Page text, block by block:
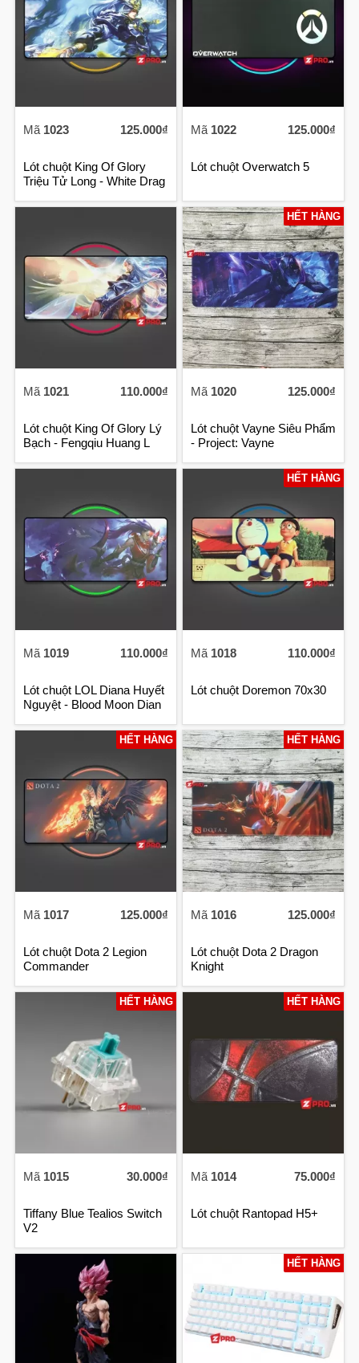
Mã 1023 125.000₫
Lót chuột King Of Glory
Triệu Tử Long - White Drag
Mã 1022 125.000₫
Lót chuột Overwatch 5
Mã 1021 110.000₫
Lót chuột King Of Glory Lý
Bạch - Fengqiu Huang L
HẾT HÀNG
Mã 1020 125.000₫
Lót chuột Vayne Siêu Phẩm
- Project: Vayne
Mã 1019 110.000₫
Lót chuột LOL Diana Huyết
Nguyệt - Blood Moon Dian
HẾT HÀNG
Mã 1018 110.000₫
Lót chuột Doremon 70x30
HẾT HÀNG
Mã 1017 125.000₫
Lót chuột Dota 2 Legion
Commander
HẾT HÀNG
Mã 1016 125.000₫
Lót chuột Dota 2 Dragon
Knight
HẾT HÀNG
Mã 1015 30.000₫
Tiffany Blue Tealios Switch
V2
HẾT HÀNG
Mã 1014 75.000₫
Lót chuột Rantopad H5+
HẾT HÀNG